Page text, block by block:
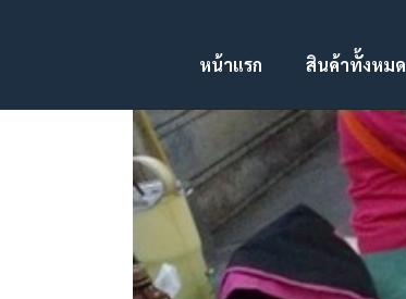
หน้าแรก สินค้าทั้งหมด